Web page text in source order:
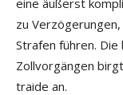
zu
Strafen führen. Die
Zollvorgängen
traide an.